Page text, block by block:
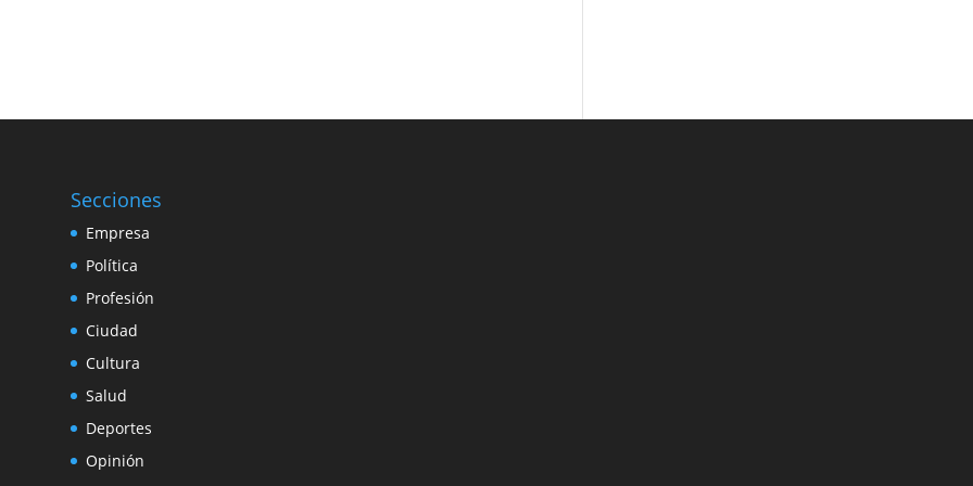
Secciones
Empresa
Política
Profesión
Ciudad
Cultura
Salud
Deportes
Opinión